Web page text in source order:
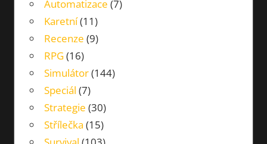
Automatizace (7)
Karetní(11)
Recenze (9)
RPG(16)
Simulátor(144)
Speciál (7)
Strategie (30)
Střílečka (15)